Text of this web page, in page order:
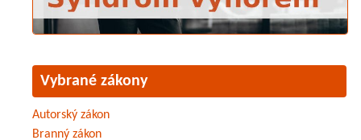
Vybrané zákony
Autorský zákon
Branný zákon